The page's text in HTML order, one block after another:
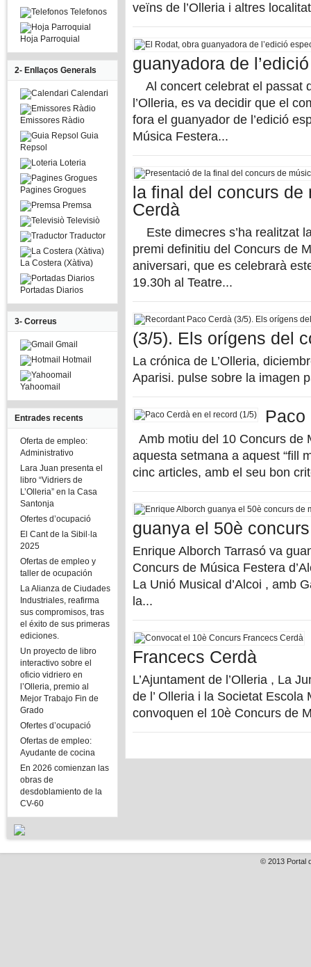
Telefonos
Hoja Parroquial
2- Enllaços Generals
Calendari
Emissores Ràdio
Guia
Repsol
Loteria
Pagines Grogues
Premsa
Televisiò
Traductor
La Costera (Xàtiva)
Portadas Diarios
3- Correus
Gmail
Hotmail
Yahoomail
Entrades recents
Oferta de empleo:
Administrativo
Lara Juan presenta el
libro “Vidriers de
L’Olleria” en la Casa
Santonja
Ofertes d’ocupació
El Cant de la Sibil·la
2025
Ofertas de empleo y
taller de ocupación
La Alianza de Ciudades
Industriales, reafirma
sus compromisos, tras
el éxito de sus primeras
ediciones.
Un proyecto de libro
interactivo sobre el
oficio vidriero en
l’Olleria, premio al
Mejor Trabajo Fin de
Grado
Ofertes d’ocupació
Ofertas de empleo:
Ayudante de cocina
En 2026 comienzan las
obras de
desdoblamiento de la
CV-60
veïns de l’Olleria i altres
guanyadora de
Al concert celebrat el passat
l’Olleria, es va decidir que el
fora el guanyador de l’edició
Música Festera...
la final del concurs
Cerdà
Este dimecres s’ha realitzat
premi definitiu del Concurs de
aniversari, que es celebrarà
19.30h al Teatre...
(3/5). Els orígens del
La crónica de L’Olleria,
Aparisi. pulse sobre la imagen
Paco
Amb motiu del 10 Concurs de
aquesta setmana a aquest “fill
cinc articles, amb el seu bon
guanya el 50è
Enrique Alborch Tarrasó va
Concurs de Música Festera
La Unió Musical d’Alcoi , amb
la...
Francecs Cerdà
L’Ajuntament de l’Olleria , La
de l’ Olleria i la Societat Escola
convoquen el 10è Concurs de
© 2013 Portal